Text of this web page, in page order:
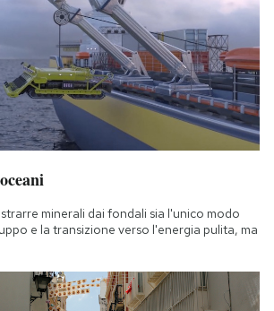
minerali dai fondali sia l'unico modo
e la transizione verso l'energia pulita, ma